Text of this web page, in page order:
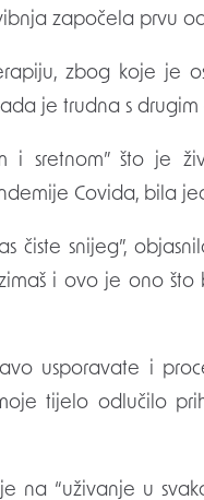
započela prvu
zbog koje je
je trudna s
i sretnom” što je
Covida, bila
snijeg”,
i ovo je ono što
usporavate i
tijelo odlučilo
na “uživanje u